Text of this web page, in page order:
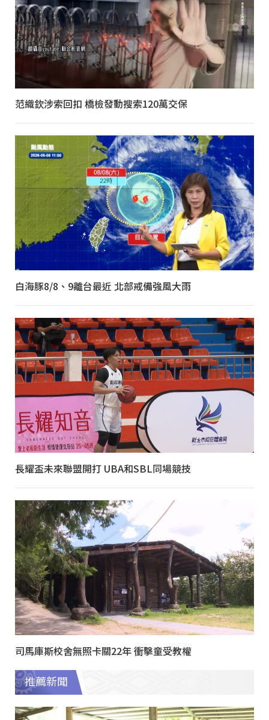
范織欽涉索回扣 橋檢發動搜索120萬交保
白海豚8/8、9離台最近 北部戒備強風大雨
長耀盃未來聯盟開打 UBA和SBL同場競技
司馬庫斯校舍無照卡關22年 衝擊童受教權
推薦新聞